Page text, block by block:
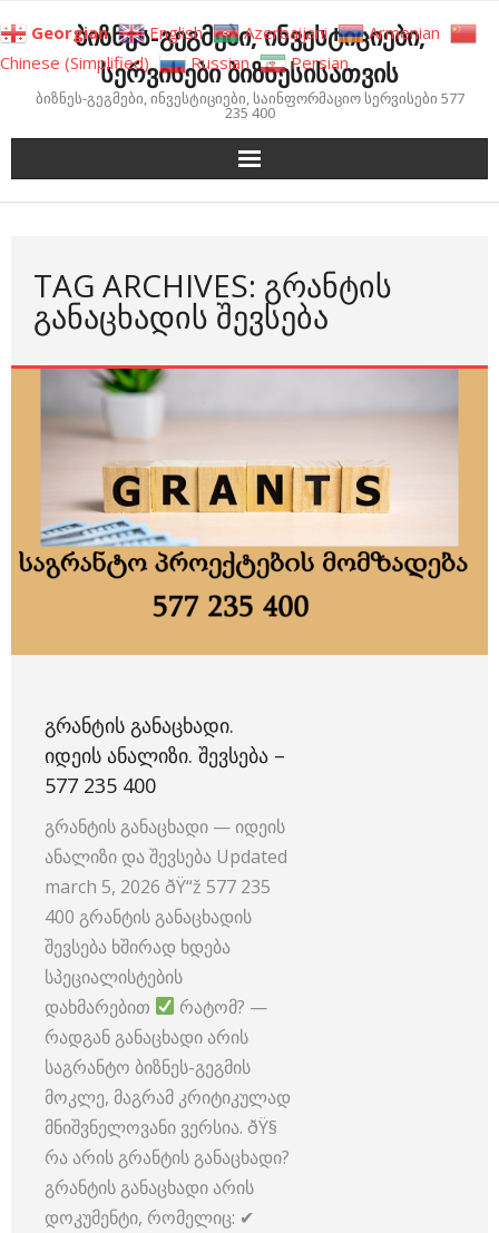
to
content
ბიზნეს-გეგმები, ინვესტიციები,
სერვისები ბიზნესისათვის
ბიზნეს-გეგმები, ინვესტიციები, საინფორმაციო სერვისები 577
235 400
TAG ARCHIVES: ᲒᲠᲐᲜᲢᲘᲡ
ᲒᲐᲜᲐᲪᲮᲐᲓᲘᲡ ᲨᲔᲕᲡᲔᲑᲐ
ᲒᲠᲐᲜᲢᲘᲡ ᲒᲐᲜᲐᲪᲮᲐᲓᲘ.
ᲘᲓᲔᲘᲡ ᲐᲜᲐᲚᲘᲖᲘ. ᲨᲔᲕᲡᲔᲑᲐ –
577 235 400
გრანტის განაცხადი — იდეის
ანალიზი და შევსება Updated
march 5, 2026 ðŸ“ž 577 235
400 გრანტის განაცხადის
შევსება ხშირად ხდება
სპეციალისტების
დახმარებით
რატომ? —
რადგან განაცხადი არის
საგრანტო ბიზნეს-გეგმის
მოკლე, მაგრამ კრიტიკულად
მნიშვნელოვანი ვერსია. ðŸ§
რა არის გრანტის განაცხადი?
გრანტის განაცხადი არის
დოკუმენტი, რომელიც: ✔
Georgian English Azerbaijani
Armenian
Chinese (Simplified)
Russian Persian